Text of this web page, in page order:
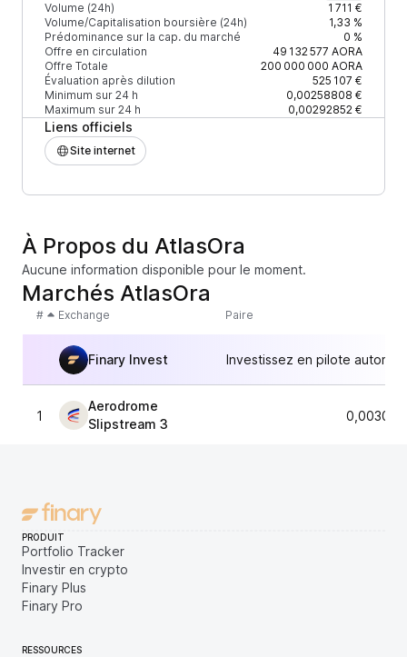
Volume (24h)
1 711 €
Volume/Capitalisation boursière (24h)
1,33 %
Prédominance sur la cap. du marché
0 %
Offre en circulation
49 132 577 AORA
Offre Totale
200 000 000 AORA
Évaluation après dilution
525 107 €
Minimum sur 24 h
0,00258808 €
Maximum sur 24 h
0,00292852 €
Liens officiels
Site internet
À Propos du AtlasOra
Aucune information disponible pour le moment.
Marchés AtlasOra
# Exchange Paire
Finary Invest Investissez en pilote
1
Aerodrome
Slipstream 3
PRODUIT
Portfolio Tracker
Investir en crypto
Finary Plus
Finary Pro
RESSOURCES